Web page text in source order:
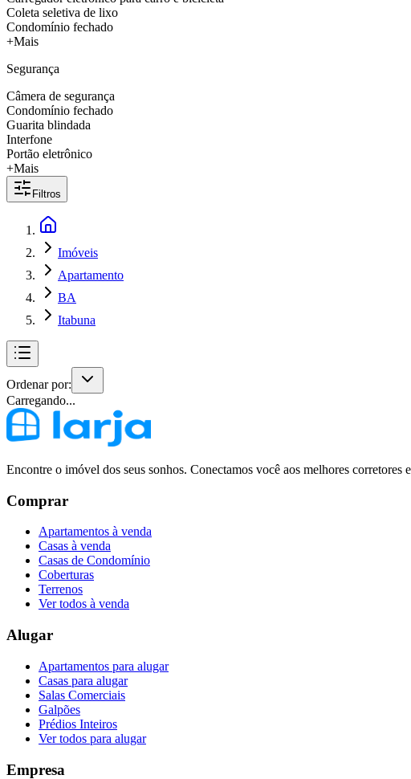
Coleta seletiva de lixo
Condomínio fechado
+Mais
Segurança
Câmera de segurança
Condomínio fechado
Guarita blindada
Interfone
Portão eletrônico
+Mais
Filtros
Imóveis
Apartamento
BA
Itabuna
Ordenar por:
Carregando...
Encontre o imóvel dos seus sonhos. Conectamos você aos melhores
Comprar
Apartamentos à venda
Casas à venda
Casas de Condomínio
Coberturas
Terrenos
Ver todos à venda
Alugar
Apartamentos para alugar
Casas para alugar
Salas Comerciais
Galpões
Prédios Inteiros
Ver todos para alugar
Empresa